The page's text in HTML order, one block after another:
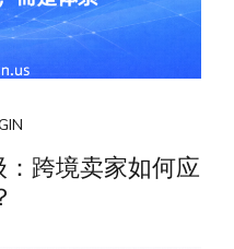
：跨境卖家如何应